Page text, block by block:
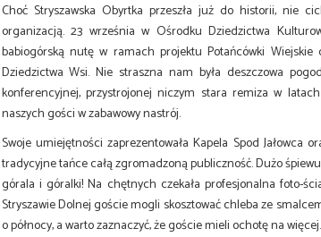
Choć Stryszawska Obyrtka przeszła już do historii, nie
organizacją. 23 września w Ośrodku Dziedzictwa
babiogórską nutę w ramach projektu Potańcówki
Dziedzictwa Wsi. Nie straszna nam była deszczowa
konferencyjnej, przystrojonej niczym stara remiza w
naszych gości w zabawowy nastrój.
Swoje umiejętności zaprezentowała Kapela Spod Jałowca
tradycyjne tańce całą zgromadzoną publiczność. Dużo
górala i góralki! Na chętnych czekała profesjonalna foto-
Stryszawie Dolnej goście mogli skosztować chleba ze
o północy, a warto zaznaczyć, że goście mieli ochotę na więcej.